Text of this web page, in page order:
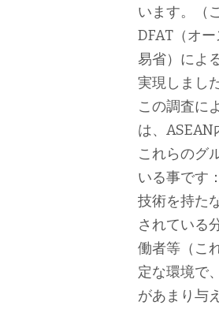
います。（
DFAT（オ
易省）によ
実現しまし
この調査に
は、ASEAN
これらのグ
いる事です
技術を持た
されている
働者等（こ
定な環境で
があまり与